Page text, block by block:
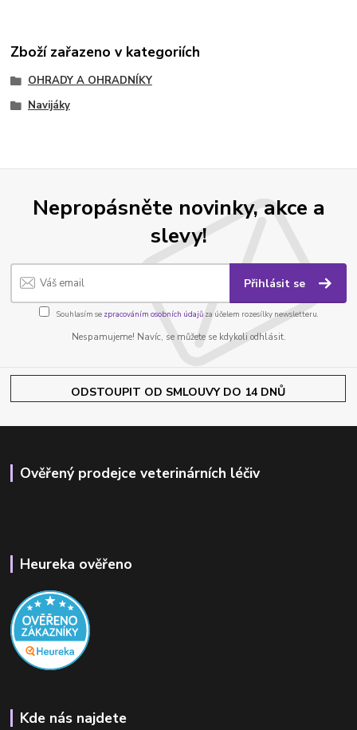
Zboží zařazeno v kategoriích
OHRADY A OHRADNÍKY
Navijáky
Nepropásněte novinky, akce a
slevy!
Přihlásit se
Souhlasím se zpracováním osobních údajůza účelem rozesílky newsletteru.
Nespamujeme! Navíc, se můžete se kdykoli odhlásit.
ODSTOUPIT OD SMLOUVY DO 14 DNŮ
Ověřený prodejce veterinárních léčiv
Heureka ověřeno
Kde nás najdete